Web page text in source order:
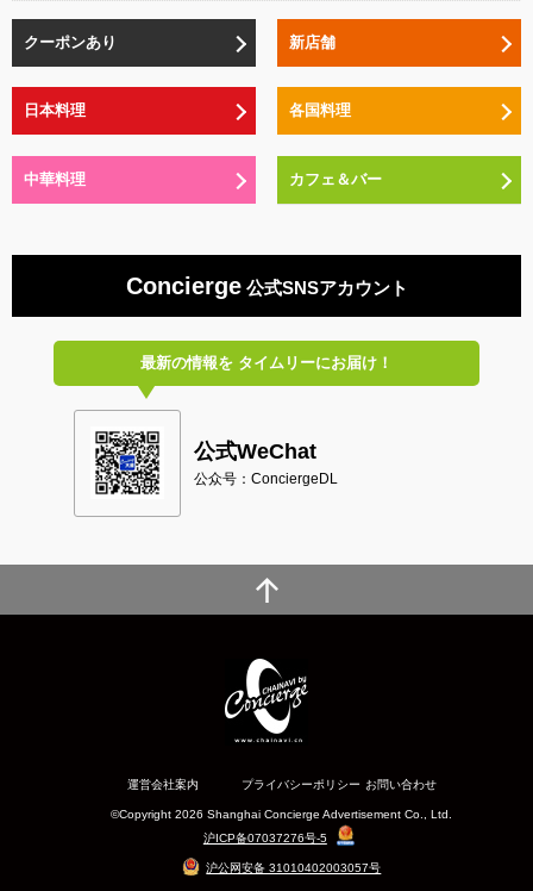
クーポンあり 新店舗
日本料理 各国料理
中華料理 カフェ＆バー
Concierge公式SNSアカウント
最新の情報をタイムリーにお届け！
公式WeChat
公众号：ConciergeDL
運営会社案内 プライバシーポリシー お問い合わせ
©Copyright 2026 Shanghai Concierge Advertisement Co., Ltd.
沪ICP备07037276号-5
沪公网安备 31010402003057号